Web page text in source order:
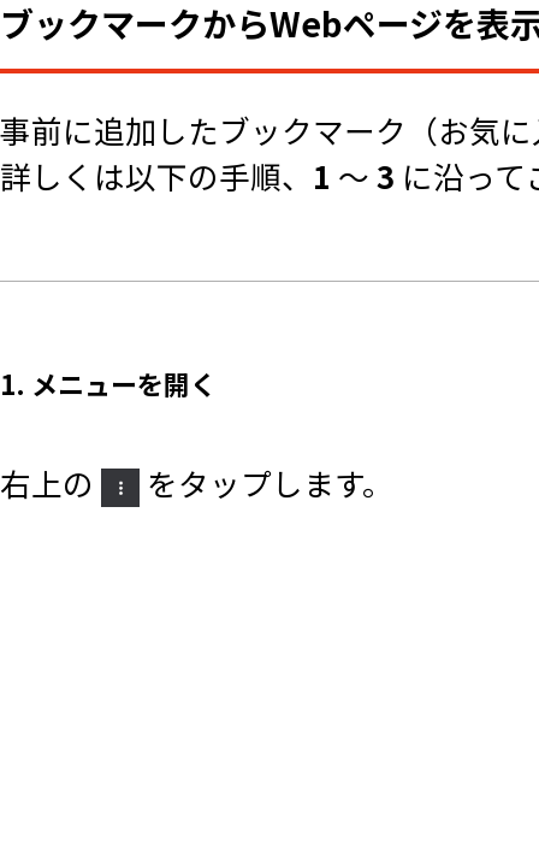
ブックマークからWebページを表
事前に追加したブックマーク（お気
詳しくは以下の手順、 1 ～3 に沿っ
1. メニューを開く
右上の をタップします。